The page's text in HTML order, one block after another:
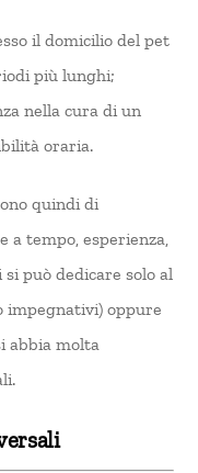
il domicilio del pet
più lunghi;
nella cura di un
oraria.
quindi di
a tempo, esperienza,
può dedicare solo al
impegnativi) oppure
abbia molta